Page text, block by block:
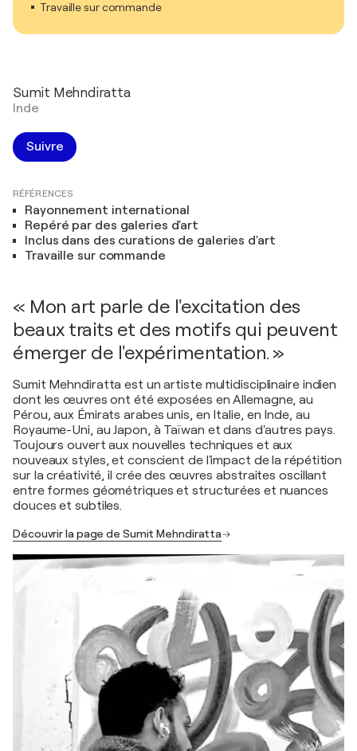
Travaille sur commande
Sumit Mehndiratta
Inde
Suivre
RÉFÉRENCES
Rayonnement international
Repéré par des galeries d'art
Inclus dans des curations de galeries d'art
Travaille sur commande
« Mon art parle de l'excitation des
beaux traits et des motifs qui peuvent
émerger de l'expérimentation. »
Sumit Mehndiratta est un artiste multidisciplinaire indien
dont les œuvres ont été exposées en Allemagne, au
Pérou, aux Émirats arabes unis, en Italie, en Inde, au
Royaume-Uni, au Japon, à Taïwan et dans d'autres pays.
Toujours ouvert aux nouvelles techniques et aux
nouveaux styles, et conscient de l'impact de la répétition
sur la créativité, il crée des œuvres abstraites oscillant
entre formes géométriques et structurées et nuances
douces et subtiles.
Découvrir la page de Sumit Mehndiratta